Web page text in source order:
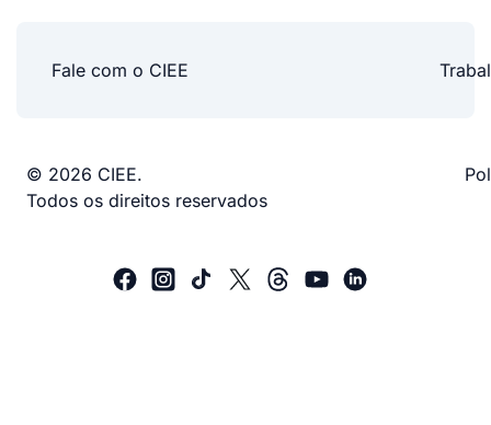
Fale com o CIEE
© 2026 CIEE.
Todos os direitos reservados